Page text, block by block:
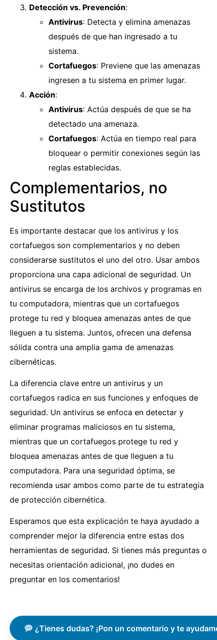
Detección vs. Prevención:
Antivirus: Detecta y elimina amenazas
después de que han ingresado a tu
sistema.
Cortafuegos: Previene que las amenazas
ingresen a tu sistema en primer lugar.
Acción:
Antivirus: Actúa después de que se ha
detectado una amenaza.
Cortafuegos: Actúa en tiempo real para
bloquear o permitir conexiones según las
reglas establecidas.
Complementarios, no
Sustitutos
Es importante destacar que los antivirus y los
cortafuegos son complementarios y no deben
considerarse sustitutos el uno del otro. Usar ambos
proporciona una capa adicional de seguridad. Un
antivirus se encarga de los archivos y programas en
tu computadora, mientras que un cortafuegos
protege tu red y bloquea amenazas antes de que
lleguen a tu sistema. Juntos, ofrecen una defensa
sólida contra una amplia gama de amenazas
cibernéticas.
La diferencia clave entre un antivirus y un
cortafuegos radica en sus funciones y enfoques de
seguridad. Un antivirus se enfoca en detectar y
eliminar programas maliciosos en tu sistema,
mientras que un cortafuegos protege tu red y
bloquea amenazas antes de que lleguen a tu
computadora. Para una seguridad óptima, se
recomienda usar ambos como parte de tu estrategia
de protección cibernética.
Esperamos que esta explicación te haya ayudado a
comprender mejor la diferencia entre estas dos
herramientas de seguridad. Si tienes más preguntas o
necesitas orientación adicional, ¡no dudes en
preguntar en los comentarios!
¿Tienes dudas? ¡Pon un comentario y te